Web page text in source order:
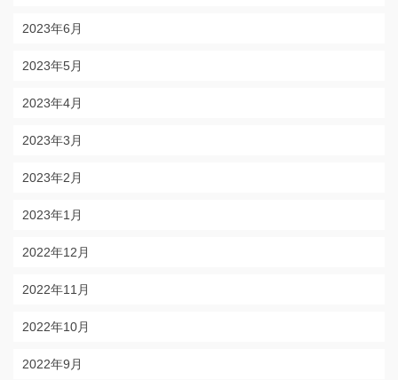
2023年6月
2023年5月
2023年4月
2023年3月
2023年2月
2023年1月
2022年12月
2022年11月
2022年10月
2022年9月